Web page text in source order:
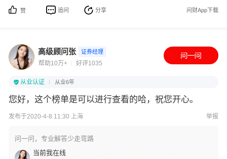
赞 追问 分享 问财App下载
高级顾问张 证券经理
帮助10万+ 好评1035
从业认证 从业6年
您好，这个榜单是可以进行查看的哈，祝您开心。
发布于2020-4-8 11:30 上海 举报
问一问，专业解答少走弯路
当前我在线